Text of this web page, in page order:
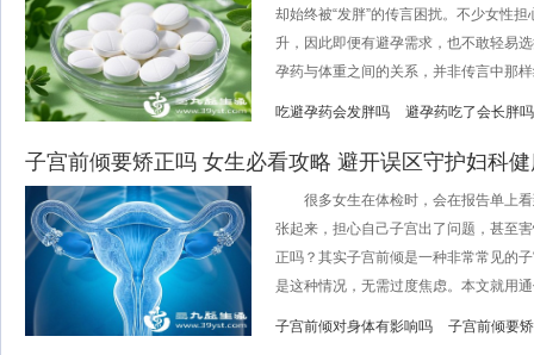
却始终被“发胖”的传言困扰。不少女性
升，因此即便有避孕需求，也不敢轻易
孕药与体重之间的关系，并非传言中那
吃避孕药会发胖吗 避孕药吃了会长胖吗
子宫前倾要矫正吗 女生必看攻略 避开误区守护妇科
很多女生在体检时，会在报告单上看
张起来，担心自己子宫出了问题，甚至
正吗？其实子宫前倾是一种非常常见的
是这种情况，无需过度焦虑。本文就用
子宫前倾对身体有影响吗 子宫前倾要